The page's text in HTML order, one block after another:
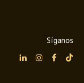
Síganos